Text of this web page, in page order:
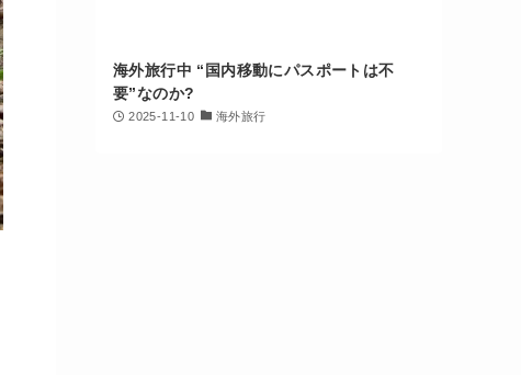
海外旅行中 “国内移動にパスポートは不
要”なのか?
2025-11-10 海外旅行